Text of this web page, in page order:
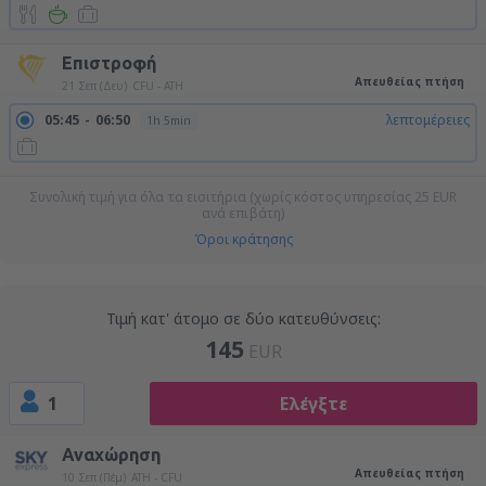
Επιστροφή
21 Σεπ (Δευ) CFU - ATH Απευθείας πτήση
05:45 06:50 1h 5min λεπτομέρειες
Συνολική τιμή για όλα τα εισιτήρια (χωρίς κόστος υπηρεσίας 25 EUR
ανά επιβάτη)
Όροι κράτησης
Τιμή κατ' άτομο σε δύο κατευθύνσεις:
145 EUR
1 Ελέγξτε
Αναχώρηση
10 Σεπ (Πέμ) ATH - CFU Απευθείας πτήση